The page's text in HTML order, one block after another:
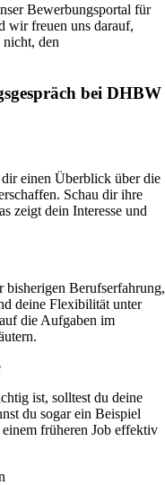
Bewerbungsportal für
wir freuen uns darauf,
den
bei DHBW
einen Überblick über die
Schau dir ihre
zeigt dein Interesse und
bisherigen Berufserfahrung,
deine Flexibilität unter
die Aufgaben im
ist, solltest du deine
du sogar ein Beispiel
früheren Job effektiv